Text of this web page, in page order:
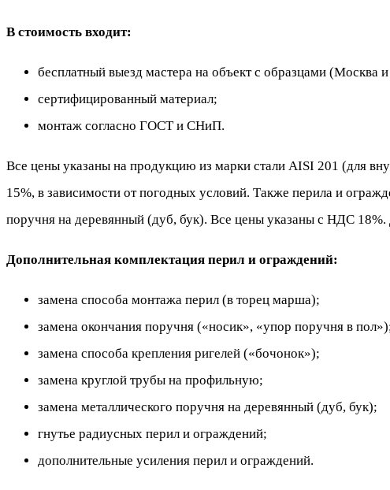
В стоимость входит:
бесплатный выезд мастера на объект с образцами (Москва
сертифицированный материал;
монтаж согласно ГОСТ и СНиП.
Все цены указаны на продукцию из марки стали AISI 201 (для
15%, в зависимости от погодных условий. Также перила и
поручня на деревянный (дуб, бук). Все цены указаны с НДС
Дополнительная комплектация перил и ограждений:
замена способа монтажа перил (в торец марша);
замена окончания поручня («носик», «упор поручня в
замена способа крепления ригелей («бочонок»);
замена круглой трубы на профильную;
замена металлического поручня на деревянный (дуб, бук);
гнутье радиусных перил и ограждений;
дополнительные усиления перил и ограждений.